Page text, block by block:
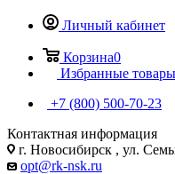
Личный кабинет
Корзина0
Избранные товары
+7 (800) 500-70-23
Контактная информация
г. Новосибирск , ул.
opt@rk-nsk.ru